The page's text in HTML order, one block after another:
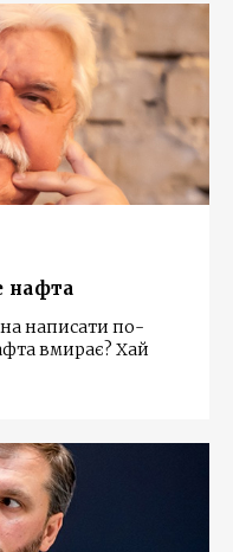
нафта
написати по-
вмирає? Хай